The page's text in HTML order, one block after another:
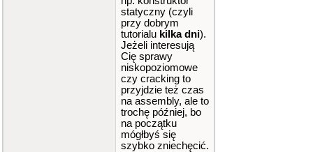
statyczny (czyli
przy dobrym
tutorialu kilka dni).
Jeżeli interesują
Cię sprawy
niskopoziomowe
czy cracking to
przyjdzie też czas
na assembly, ale to
trochę później, bo
na początku
mógłbyś się
szybko zniechęcić.